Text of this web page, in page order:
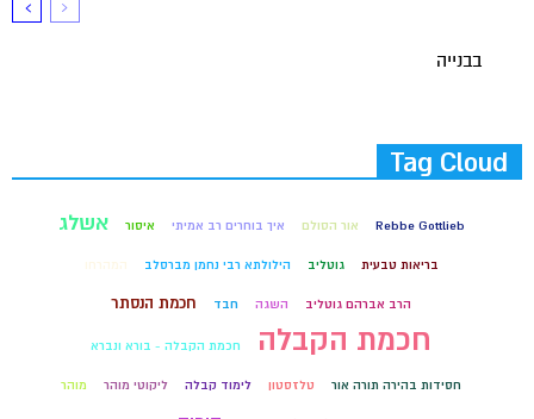
בבנייה
Tag Cloud
Rebbe Gottlieb אור הסולם איך בוחרים רב אמיתי איסור אשלג
בריאות טבעית גוטליב הילולתא רבי נחמן מברסלב המהרחו
הרב אברהם גוטליב השגה חבד חכמת הנסתר
חכמת הקבלה חכמת הקבלה - בורא ונברא
חסידות בהירה תורה אור טלזסטון לימוד קבלה ליקוטי מוהר מוהר